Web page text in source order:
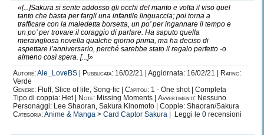
«[...]Sakura si sente addosso gli occhi del marito e volta il viso quel
tanto che basta per fargli una infantile linguaccia; poi torna a
trafficare con la maledetta borsetta, un po’ per ingannare il tempo e
un po’ per trovare il coraggio di parlare. Ha saputo quella
meravigliosa novella qualche giorno prima, ma ha deciso di
aspettare l’anniversario, perché sarebbe stato il regalo perfetto -o
almeno così spera. [...]»
Autore:Ale_LoveBS Pubblicata: 16/02/21 | Aggiornata: 16/02/21 |
Rating:
Verde
Genere: Fluff, Slice of life, Song-fic | Capitoli: 1 - One shot | Completa
Tipo di coppia: Het |
Note: Missing Moments | Avvertimenti: Nessuno
Personaggi: Lee Shaoran, Sakura Kinomoto | Coppie: Shaoran/Sakura
Categoria:Anime & Manga > Card Captor Sakura | Leggi le 0 recensioni